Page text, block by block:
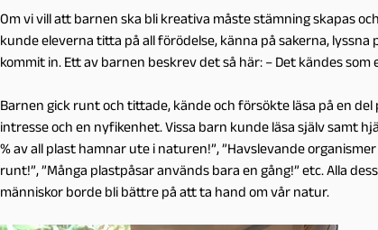
Om vi vill att barnen ska bli kreativa måste stämning skapas
kunde eleverna titta på all förödelse, känna på sakerna,
kommit in. Ett av barnen beskrev det så här: – Det kändes
Barnen gick runt och tittade, kände och försökte läsa på en
intresse och en nyfikenhet. Vissa barn kunde läsa själv samt
% av all plast hamnar ute i naturen!”, ”Havslevande
runt!”, ”Många plastpåsar används bara en gång!” etc. Alla
människor borde bli bättre på att ta hand om vår natur.